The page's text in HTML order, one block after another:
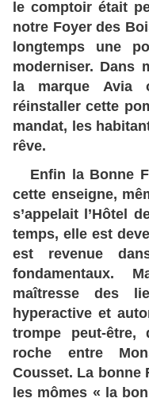
le comptoir était
notre Foyer des
longtemps une
moderniser. Dans
la marque Avia
réinstaller cette
mandat, les
rêve.
Enfin la Bonne
cette enseigne,
s’appelait l’Hôtel
temps, elle est
est revenue
fondamentaux.
maîtresse des
hyperactive et
trompe peut-
roche entre
Cousset. La bonne
les mômes « la